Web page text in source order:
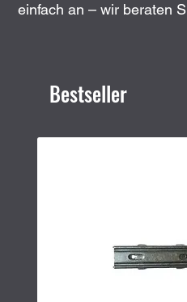
einfach an – wir beraten
Bestseller